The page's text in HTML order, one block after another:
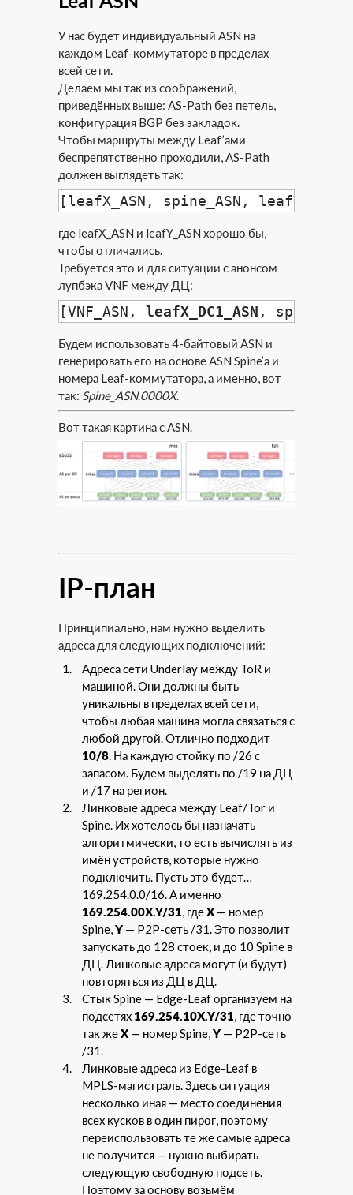
У нас будет индивидуальный ASN на
каждом Leaf-коммутаторе в пределах
всей сети.
Делаем мы так из соображений,
приведённых выше: AS-Path без петель,
конфигурация BGP без закладок.
Чтобы маршруты между Leaf’ами
беспрепятственно проходили, AS-Path
должен выглядеть так:
[leafX_ASN, spine_ASN, leafY_ASN]
где leafX_ASN и leafY_ASN хорошо бы,
чтобы отличались.
Требуется это и для ситуации с анонсом
лупбэка VNF между ДЦ:
[VNF_ASN, leafX_DC1_ASN ,
Будем использовать 4-байтовый ASN и
генерировать его на основе ASN Spine’а и
номера Leaf-коммутатора, а именно, вот
так: Spine_ASN.0000X.
Вот такая картина с ASN.
IP-план
Принципиально, нам нужно выделить
адреса для следующих подключений:
Адреса сети Underlay между ToR и
машиной. Они должны быть
уникальны в пределах всей сети,
чтобы любая машина могла связаться с
любой другой. Отлично подходит
10/8. На каждую стойку по /26 с
запасом. Будем выделять по /19 на ДЦ
и /17 на регион.
Линковые адреса между Leaf/Tor и
Spine. Их хотелось бы назначать
алгоритмически, то есть вычислять из
имён устройств, которые нужно
подключить. Пусть это будет…
169.254.0.0/16. А именно
169.254.00X.Y/31, гдеX— номер
Spine,Y — P2P-сеть /31. Это позволит
запускать до 128 стоек, и до 10 Spine в
ДЦ. Линковые адреса могут (и будут)
повторяться из ДЦ в ДЦ.
Cтык Spine — Edge-Leaf организуем на
подсетях 169.254.10X.Y/31, где точно
так жеX— номер Spine,Y — P2P-сеть
/31.
Линковые адреса из Edge-Leaf в
MPLS-магистраль. Здесь ситуация
несколько иная — место соединения
всех кусков в один пирог, поэтому
переиспользовать те же самые адреса
не получится — нужно выбирать
следующую свободную подсеть.
Поэтому за основу возьмём